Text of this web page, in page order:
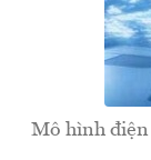
Mô hình điện